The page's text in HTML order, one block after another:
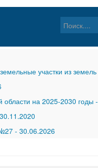
участки из земель
области на 2025-2030 годы -
30.11.2020
- 30.06.2026